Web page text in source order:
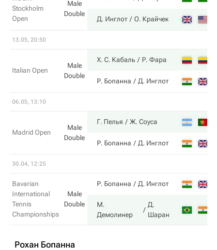
Stockholm
Open
Male
Double
Д. Инглот О. Крайчек
13.05, 20:50
Italian Open
Male
Double
Х. С. Кабаль Р. Фара
Р. Бопанна Д. Инглот
06.05, 13:10
Madrid Open
Male
Double
Г. Пелья Ж. Соуса
Р. Бопанна Д. Инглот
30.04, 12:25
Bavarian
International
Tennis
Championships
Male
Double
Р. Бопанна Д. Инглот
М.
Демолинер
Д.
Шаран
Рохан Бопанна